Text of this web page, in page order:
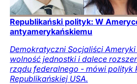
Republikański polityk: W
antyamerykańskiemu
Demokratyczni Socjaliści
wolność jednostki i dalece
rządu federalnego - mówi polityk
Republikańskiej USA.